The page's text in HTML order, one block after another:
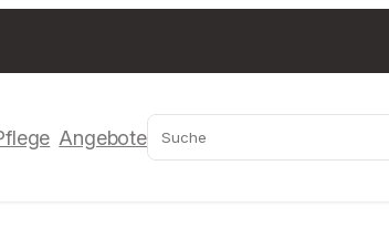
Angebote Suchen